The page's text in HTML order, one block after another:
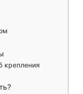
крепления